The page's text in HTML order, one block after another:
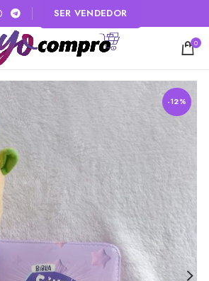
SER VENDEDOR
0
-12%